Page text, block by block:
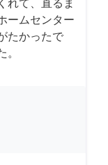
れて、直るま
ームセンター
たかったで
。